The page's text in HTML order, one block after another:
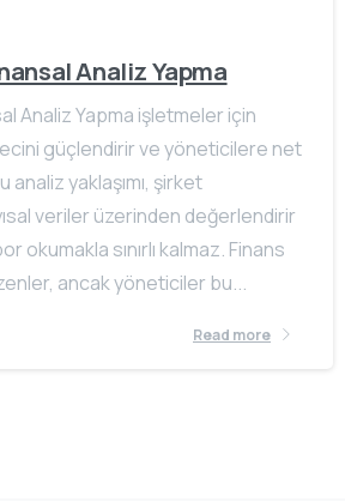
Analiz Yapma
Analiz Yapma işletmeler için
güçlendirir ve yöneticilere net
analiz yaklaşımı, şirket
veriler üzerinden değerlendirir
okumakla sınırlı kalmaz. Finans
ancak yöneticiler bu...
Read more